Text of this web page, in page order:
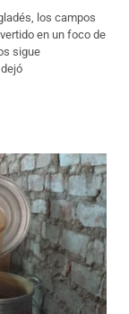
los campos
en un foco de
sigue